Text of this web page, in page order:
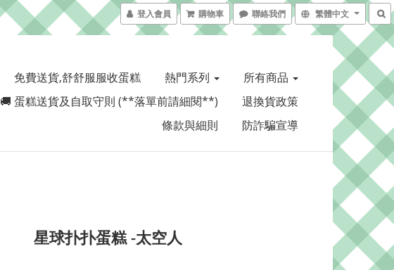
登入會員 購物車 聯絡我們 繁體中文
免費送貨,舒舒服服收蛋糕 熱門系列
所有商品
🚚 蛋糕送貨及自取守則 (**落單前請細閱**)
退換貨政策
條款與細則
防詐騙宣導
星球扑扑蛋糕 -太空人